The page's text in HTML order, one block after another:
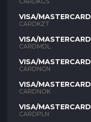
VISA/MASTERCARD
KZT
CARDKZT
VISA/MASTERCARD
MDL
CARDMDL
VISA/MASTERCARD
NGN
CARDNGN
VISA/MASTERCARD
NOK
CARDNOK
VISA/MASTERCARD
PLN
CARDPLN